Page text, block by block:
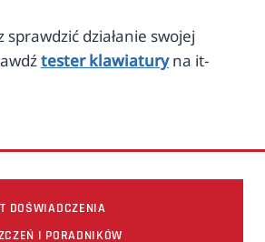
sprawdzić działanie swojej
tester klawiaturyna it-
DOŚWIADCZENIA
I PORADNIKÓW